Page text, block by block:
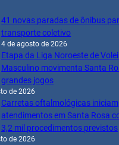
41 novas paradas de ônibus
transporte coletivo
4 de agosto de 2026
Etapa da Liga Noroeste de
Masculino movimenta Santa
grandes jogos
de 2026
Carretas oftalmológicas iniciam
atendimentos em Santa Rosa
3,2 mil procedimentos previstos
de 2026